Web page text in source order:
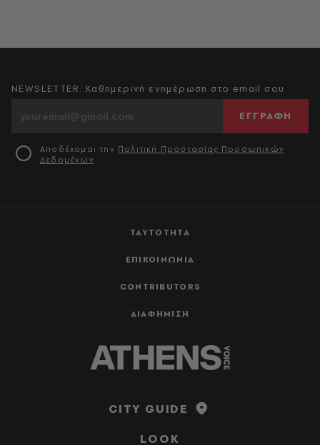
ΤΑΥΤΟΤΗΤΑ
ΕΠΙΚΟΙΝΩΝΙΑ
CONTRIBUTORS
ΔΙΑΦΗΜΙΣΗ
NEWSLETTER: Καθημερινή ενημέρωση στο email σου
ΕΓΓΡΑΦΗ
Αποδέχομαι την Πολιτική Προστασίας Προσωπικών
Δεδομένων
CITY GUIDE
LOOK